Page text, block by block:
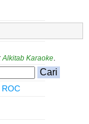
Alkitab Karaoke
ROC